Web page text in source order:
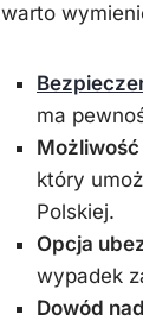
warto
ma
który
Polskiej.
Opcja
wypadek
Dowód